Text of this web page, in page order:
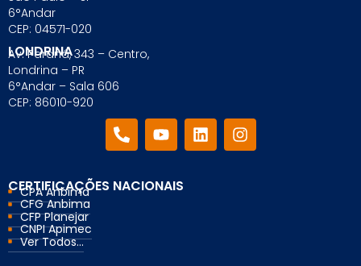
6°Andar
CEP: 04571-020
LONDRINA
Av. Paraná, 343 – Centro,
Londrina – PR
6°Andar – Sala 606
CEP: 86010-920
CERTIFICAÇÕES NACIONAIS
CPA Anbima
CFG Anbima
CFP Planejar
CNPI Apimec
Ver Todos...